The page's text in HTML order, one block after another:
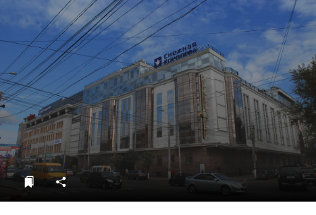
Тула предпринимательская
ДоброЦентр
Голодный шпион